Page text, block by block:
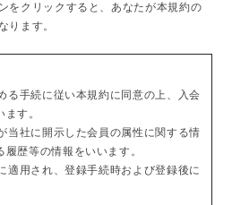
をクリックすると、あなたが本規約の
ります。
る手続に従い本規約に同意の上、入会
す。
当社に開示した会員の属性に関する情
歴等の情報をいいます。
適用され、登録手続時および登録後に